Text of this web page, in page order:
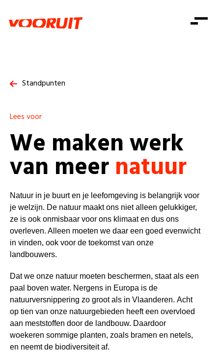
Consumentenbescherming
Pensioenen
Kinderen en jongeren
Mis niets
Doe mee
Standpunten
Lees voor
We maken werk
van meernatuur
Natuur in je buurt en je leefomgeving is belangrijk voor
je welzijn. De natuur maakt ons niet alleen gelukkiger,
ze is ook onmisbaar voor ons klimaat en dus ons
overleven. Alleen moeten we daar een goed evenwicht
in vinden, ook voor de toekomst van onze
landbouwers.
Dat we onze natuur moeten beschermen, staat als een
paal boven water. Nergens in Europa is de
natuurversnippering zo groot als in Vlaanderen. Acht
op tien van onze natuurgebieden heeft een overvloed
aan meststoffen door de landbouw. Daardoor
woekeren sommige planten, zoals bramen en netels,
en neemt de biodiversiteit af.